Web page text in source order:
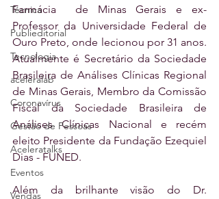
Técnica
Publieditorial
Tecnologia
aceleralab
Coronavírus
Gestão de Pessoas
Aceleratalks
Eventos
Vendas
Farmácia  de Minas Gerais e ex-
Professor da Universidade Federal de
Ouro Preto, onde lecionou por 31 anos.
Atualmente é Secretário da Sociedade
Brasileira de Análises Clínicas Regional
de Minas Gerais, Membro da Comissão
Fiscal da Sociedade Brasileira de
Análises Clínicas Nacional e recém
eleito Presidente da Fundação Ezequiel
Dias - FUNED.
Além da brilhante visão do Dr.